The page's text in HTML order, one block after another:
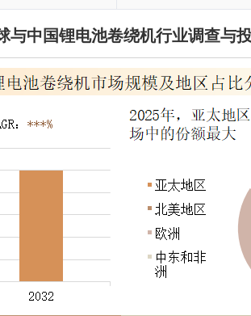
中国锂电池卷绕机行业调查与